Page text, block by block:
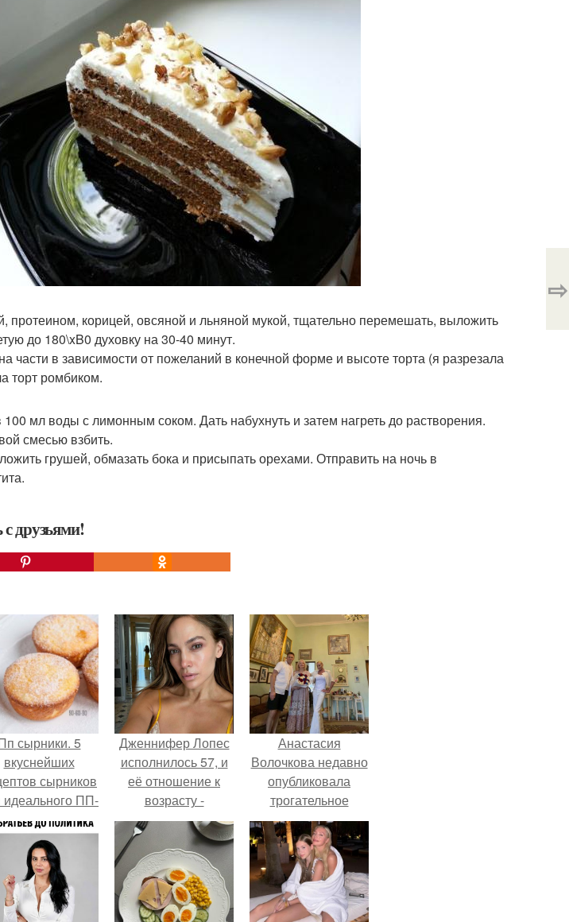
протеином, корицей, овсяной и льняной мукой, тщательно перемешать, выложить
до 180\xB0 духовку на 30-40 минут.
части в зависимости от пожеланий в конечной форме и высоте торта (я разрезала
торт ромбиком.
мл воды с лимонным соком. Дать набухнуть и затем нагреть до растворения.
смесью взбить.
грушей, обмазать бока и присыпать орехами. Отправить на ночь в
друзьями!
⇨
сырники. 5
вкуснейших
сырников
идеального ПП-
завтрака.
Дженнифер Лопес
исполнилось 57, и
её отношение к
возрасту -
настоящий
манифест
уверенности: "не
говорите, что я
отлично выгляжу
для 57.
Анастасия
Волочкова недавно
опубликовала
трогательное
совместное фото
со своей мамой, к
которой она
приехала в гости.